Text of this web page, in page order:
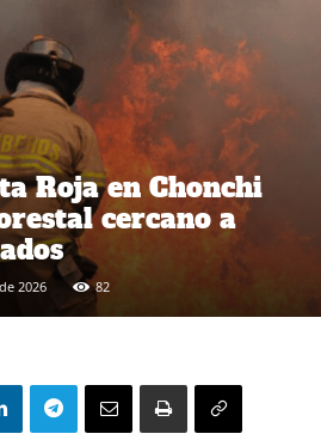
Roja en Chonchi
cercano a
2026 82